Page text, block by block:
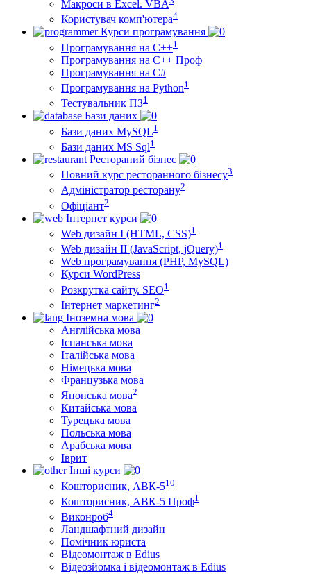
Макроси в Excel. VBA
Користувач комп'ютера4
Курси програмування
Програмування на С++1
Програмування на С++ Проф
Програмування на C#
Програмування на Python1
Тестувальник ПЗ1
Бази даних
Бази даних MySQL1
Бази даних MS Sql1
Рестораний бізнес
Повний курс ресторанного бізнесу3
Адміністратор ресторану2
Офіціант2
Інтернет курси
Web дизайн I (HTML, CSS)1
Web дизайн II (JavaScript, jQuery)1
Web програмування (PHP, MySQL)
Курси WordPress
Розкрутка сайту. SEO1
Інтернет маркетинг2
Іноземна мова
Англійська мова
Іспанська мова
Італійська мова
Німецька мова
Французька мова
Японська мова2
Китайська мова
Турецька мова
Польська мова
Арабська мова
Іврит
Інші курси
Кошторисник, АВК-510
Кошторисник, АВК-5 Проф1
Виконроб4
Ландшафтний дизайн
Помічник юриста
Відеомонтаж в Edius
Відеозйомка і відеомонтаж в Edius